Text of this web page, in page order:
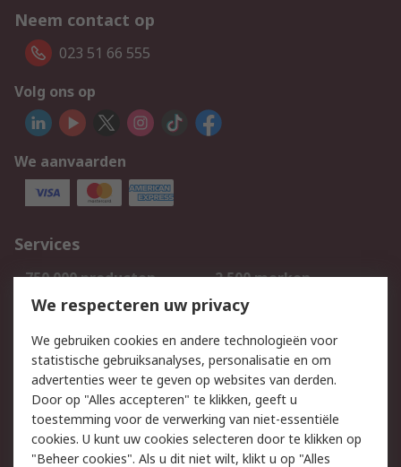
Neem contact op
023 51 66 555
Volg ons op
We aanvaarden
Services
750.000 producten
2.500 merken
Bestellen
Inkoopoplossingen
Track & Trace
Wettelijk
Cookiebeleid
Email veiligheid
Privacybeleid
Websitevoorwaarden
We respecteren uw privacy
We gebruiken cookies en andere technologieën voor
statistische gebruiksanalyses, personalisatie en om
advertenties weer te geven op websites van derden.
Door op "Alles accepteren" te klikken, geeft u
toestemming voor de verwerking van niet-essentiële
cookies. U kunt uw cookies selecteren door te klikken op
"Beheer cookies". Als u dit niet wilt, klikt u op "Alles